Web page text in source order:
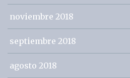
noviembre 2018
septiembre 2018
agosto 2018